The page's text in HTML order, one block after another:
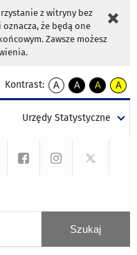
z witryny bez
że będą one
Zawsze możesz
Kontrast:
A
kontrast
A
kontrast
tekst
czarnym
A
kontrast
tekst
czarnym
A
tekst
żółtym
Urzędy Statystyczne